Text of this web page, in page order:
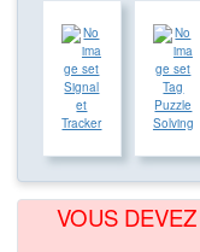
Signal
et
Tracker
Tag
Puzzle
Solving
VOUS